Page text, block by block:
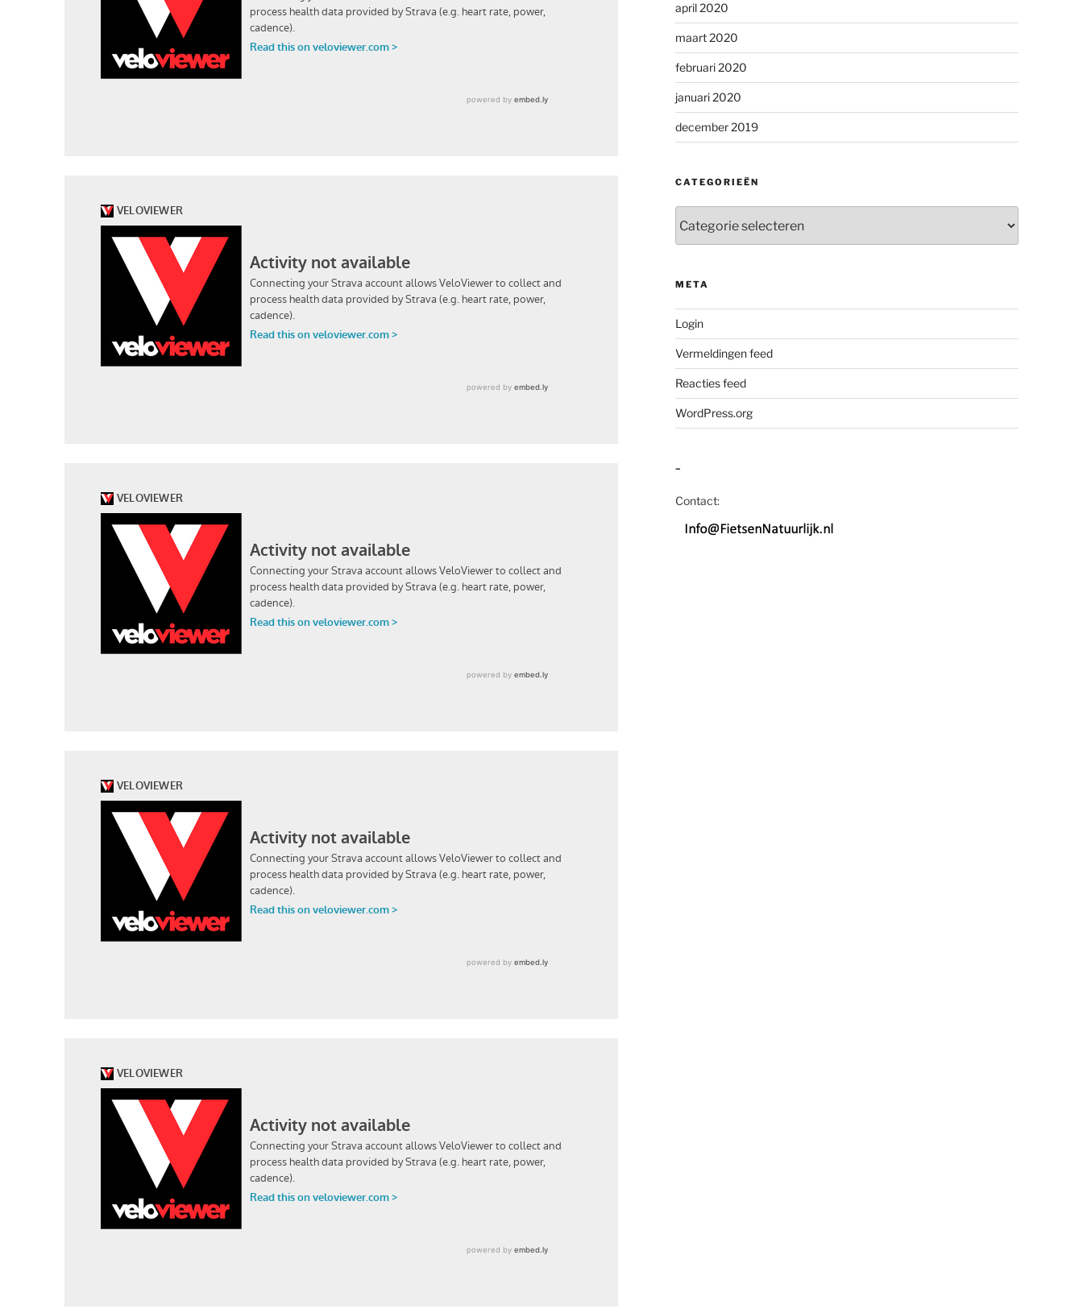
april 2020
maart 2020
februari 2020
januari 2020
december 2019
CATEGORIEËN
META
Login
Vermeldingen feed
Reacties feed
WordPress.org
–
Contact: